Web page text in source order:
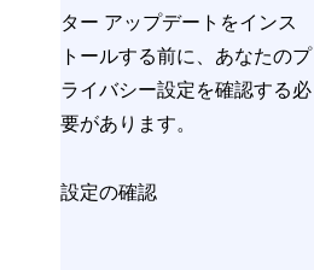
ター アップデートをインス
トールする前に、あなたのプ
ライバシー設定を確認する必
要があります。
設定の確認